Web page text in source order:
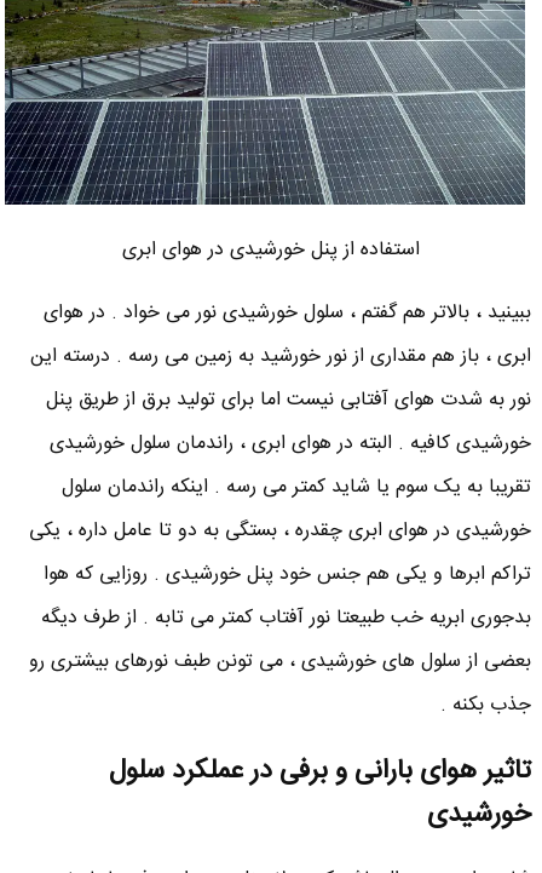
استفاده از پنل خورشیدی در هوای ابری
ببینید ، بالاتر هم گفتم ، سلول خورشیدی نور می خواد . در هوای
ابری ، باز هم مقداری از نور خورشید به زمین می رسه . درسته این
نور به شدت هوای آفتابی نیست اما برای تولید برق از طریق پنل
خورشیدی کافیه . البته در هوای ابری ، راندمان سلول خورشیدی
تقریبا به یک سوم یا شاید کمتر می رسه . اینکه راندمان سلول
خورشیدی در هوای ابری چقدره ، بستگی به دو تا عامل داره ، یکی
تراکم ابرها و یکی هم جنس خود پنل خورشیدی . روزایی که هوا
بدجوری ابریه خب طبیعتا نور آفتاب کمتر می تابه . از طرف دیگه
بعضی از سلول های خورشیدی ، می تونن طبف نورهای بیشتری رو
جذب بکنه .
تاثیر هوای بارانی و برفی در عملکرد سلول
خورشیدی